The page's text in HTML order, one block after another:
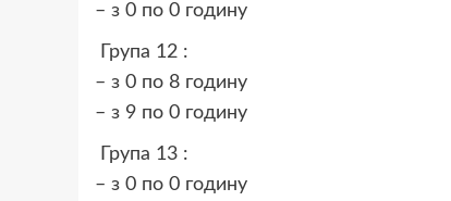
– з 0 по 0 годину
Група 12 :
– з 0 по 8 годину
– з 9 по 0 годину
Група 13 :
– з 0 по 0 годину